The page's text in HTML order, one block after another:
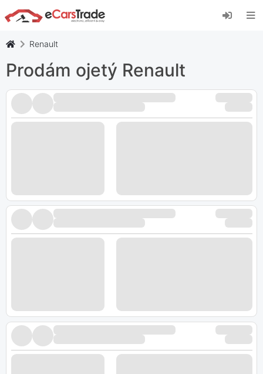
Nainstalujte si webovou aplikaci eCarsTrade,
přidejte si ji na domovskou obrazovku a získejte
Renault
Prodám ojetý Renault